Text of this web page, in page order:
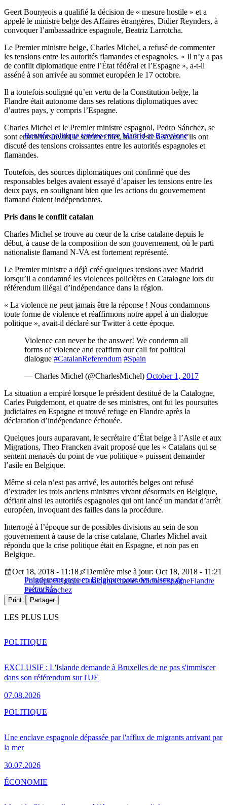
Geert Bourgeois a qualifié la décision de « mesure hostile » et a
appelé le ministre belge des Affaires étrangères, Didier Reynders, à
convoquer l’ambassadrice espagnole, Beatriz Larrotcha.
Le Premier ministre belge, Charles Michel, a refusé de commenter
les tensions entre les autorités flamandes et espagnoles. « Il n’y a pas
de conflit diplomatique entre l’État fédéral et l’Espagne », a-t-il
asséné à son arrivée au sommet européen le 17 octobre.
Il a toutefois souligné qu’en vertu de la Constitution belge, la
Flandre était autonome dans ses relations diplomatiques avec
d’autres pays, y compris l’Espagne.
Rentrée politique tendue entre Madrid et Barcelone
Charles Michel et le Premier ministre espagnol, Pedro Sánchez, se
sont entretenus avant le sommet hier, mais reste à savoir s’ils ont
discuté des tensions croissantes entre les autorités espagnoles et
flamandes.
Toutefois, des sources diplomatiques ont confirmé que des
responsables belges avaient essayé d’apaiser les tensions entre les
deux pays, en soulignant bien que les actions du gouvernement
flamand étaient indépendantes.
Pris dans le conflit catalan
Charles Michel se trouve au cœur de la crise catalane depuis le
début, à cause de la composition de son gouvernement, où le parti
nationaliste flamand N-VA est fortement représenté.
Le Premier ministre a déjà créé quelques tensions avec Madrid
lorsqu’il a condamné les violences policières en Catalogne lors du
référendum illégal d’indépendance dans la région.
« La violence ne peut jamais être la réponse ! Nous condamnons
toute forme de violence et réaffirmons notre appel à un dialogue
politique », avait-il déclaré sur Twitter à cette époque.
Violence can never be the answer! We condemn all
forms of violence and reaffirm our call for political
dialogue #CatalanReferendum #Spain
— Charles Michel (@CharlesMichel) October 1, 2017
La situation a empiré lorsque le président destitué de la Catalogne,
Carles Puigdemont, et quatre de ses ministres, ont fui les poursuites
judiciaires en Espagne et trouvé refuge en Flandre après la
déclaration d’indépendance échouée.
Quelques jours auparavant, le secrétaire d’État belge à l’Asile et aux
Migrations, Theo Francken avait proposé que les « Catalans qui se
sentent menacés du point de vue politique » puissent demander
l’asile en Belgique.
Même si cela n’est pas arrivé, les autorités belges ont refusé
d’extrader les trois anciens ministres vivant désormais en Belgique,
défiant ainsi les autorités espagnoles qui ont lancé un mandat d’arrêt
européen, invoquant des failles dans la procédure.
Interrogé à l’époque sur de possibles divisions au sein de son
gouvernement à cause de la crise catalane, Charles Michel avait
répondu que la crise politique était en Espagne, et non pas en
Belgique.
Puigdemont reste en Belgique pour des raisons de
«sécurité»
Oct 18, 2018 - 11:18
Dernière mise à jour: Oct 18, 2018 - 11:21
PolitiqueBelgiqueCatalogneCharles MichelEspagneFlandre
Pedro Sánchez
Print Partager
LES PLUS LUS
EXCLUSIF : L'Islande demande à Bruxelles de ne pas s'immiscer
dans son référendum sur l'UE
07.08.2026
POLITIQUE
Une enclave espagnole dépassée par l'afflux de migrants arrivant par
la mer
30.07.2026
POLITIQUE
ÉCONOMIE